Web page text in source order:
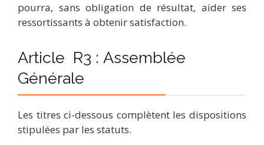
pourra, sans obligation de résultat, aider ses
ressortissants à obtenir satisfaction.
Article R3 : Assemblée
Générale
Les titres ci-dessous complètent les dispositions
stipulées par les statuts.